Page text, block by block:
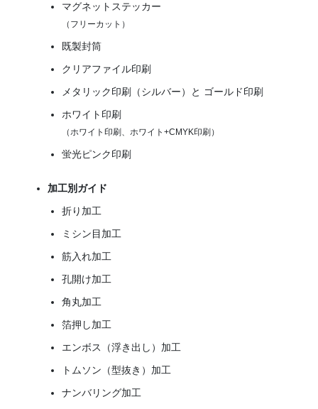
マグネットステッカー
（フリーカット）
既製封筒
クリアファイル印刷
メタリック印刷（シルバー）と ゴールド印刷
ホワイト印刷
（ホワイト印刷、ホワイト+CMYK印刷）
蛍光ピンク印刷
加工別ガイド
折り加工
ミシン目加工
筋入れ加工
孔開け加工
角丸加工
箔押し加工
エンボス（浮き出し）加工
トムソン（型抜き）加工
ナンバリング加工